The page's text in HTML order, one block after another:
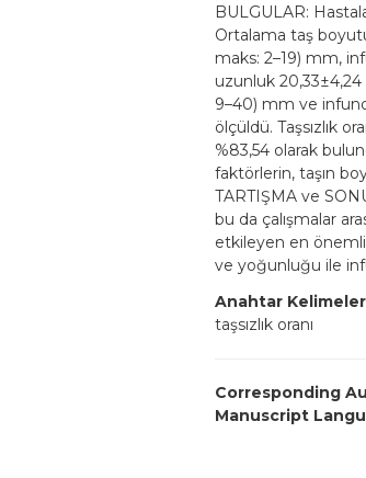
BULGULAR:
Ortalama taş
maks: 2–19) mm,
uzunluk
9–40) mm ve
ölçüldü. Taşsızlık
%83,54 olarak
faktörlerin, taşın
TARTIŞMA ve
bu da çalışmalar
etkileyen en
ve yoğunluğu ile
Anahtar
taşsızlık oranı
Corresponding
Manuscript